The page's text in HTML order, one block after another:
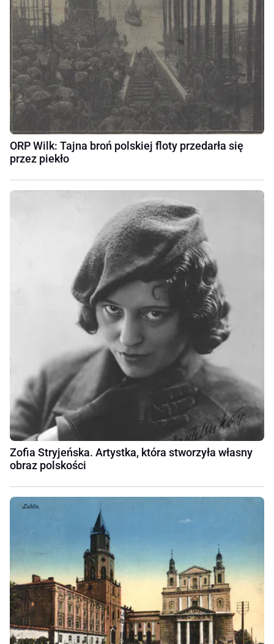
ORP Wilk: Tajna broń polskiej floty przedarła się
przez piekło
Zofia Stryjeńska. Artystka, która stworzyła własny
obraz polskości